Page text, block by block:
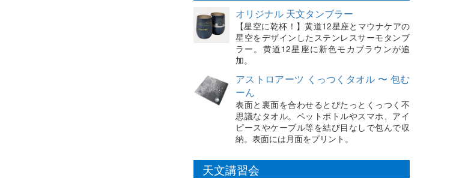
オリジナル 天文タンブラー
【星空に乾杯！】黄道12星座とマウナケアの
星空をデザインしたステンレスサーモタンブ
ラー。黄道12星座に新色モカブラウンが追
加。
アストロアーツ くっつくタオル 〜 包む
ーん
表面と裏面を合わせるとぴたっとくっつく不
思議なタオル。ペットボトルやスマホ、アイ
ピースやケーブル等を結び目なしで包んで収
納。表面には月面をプリント。
天文講習会